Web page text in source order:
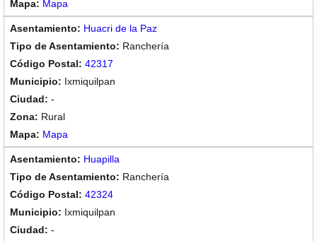
Mapa
Huacri de la Paz
Ranchería
42317
Ixmiquilpan
-
Rural
Mapa
Huapilla
Ranchería
42324
Ixmiquilpan
-